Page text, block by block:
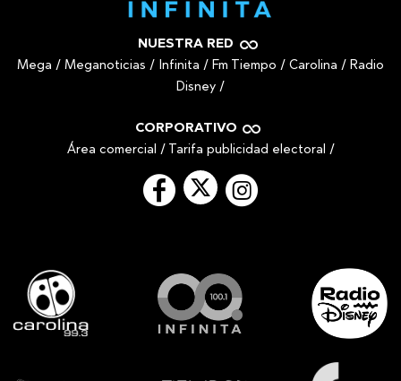
NUESTRA RED
Mega / Meganoticias / Infinita / Fm Tiempo / Carolina / Radio
Disney /
CORPORATIVO
Área comercial / Tarifa publicidad electoral /